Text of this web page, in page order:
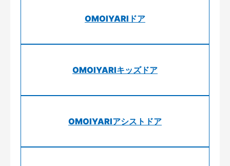
OMOIYARIドア
OMOIYARIキッズドア
OMOIYARIアシストドア